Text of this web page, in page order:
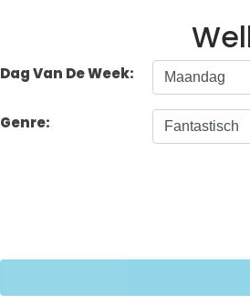
Dag Van De Week:
Genre: